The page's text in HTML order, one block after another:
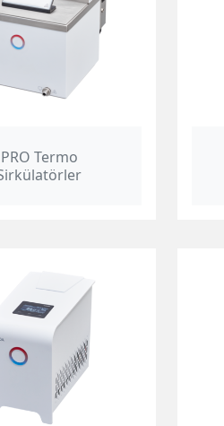
PRO Termo